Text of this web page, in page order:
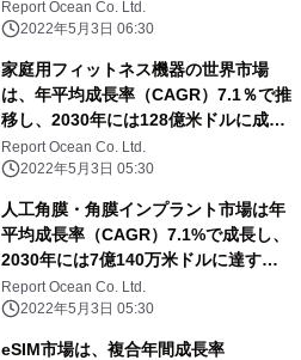
予測される
Report Ocean Co. Ltd.
2022年5月3日 06:30
家庭用フィットネス機器の世界市場
は、年平均成長率（CAGR）7.1％で推
移し、2030年には128億米ドルに成長
すると予測
Report Ocean Co. Ltd.
2022年5月3日 05:30
人工角膜・角膜インプラント市場は年
平均成長率（CAGR）7.1%で成長し、
2030年には7億140万米ドルに達する
と予測される
Report Ocean Co. Ltd.
2022年5月3日 05:30
eSIM市場は、複合年間成長率